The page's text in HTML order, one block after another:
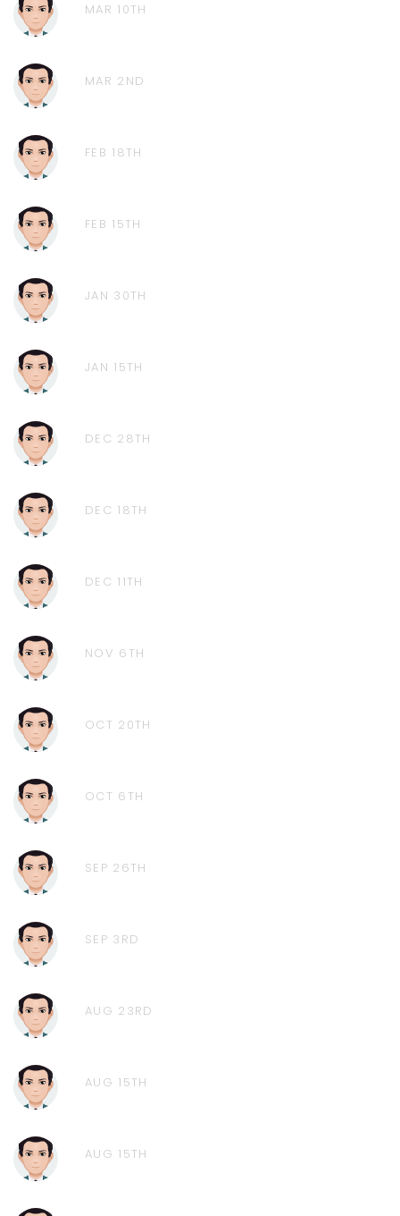
MAR 10TH
MAR 2ND
FEB 18TH
FEB 15TH
JAN 30TH
JAN 15TH
DEC 28TH
DEC 18TH
DEC 11TH
NOV 6TH
OCT 20TH
OCT 6TH
SEP 26TH
SEP 3RD
AUG 23RD
AUG 15TH
AUG 15TH